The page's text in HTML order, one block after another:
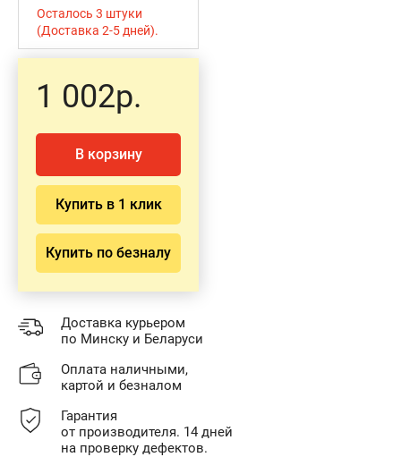
Осталось 3 штуки
(Доставка 2-5 дней).
1 002р.
В корзину
Купить в 1 клик
Купить по безналу
Доставка курьером
по Минску и Беларуси
Оплата наличными,
картой и безналом
Гарантия
от производителя. 14 дней
на проверку дефектов.